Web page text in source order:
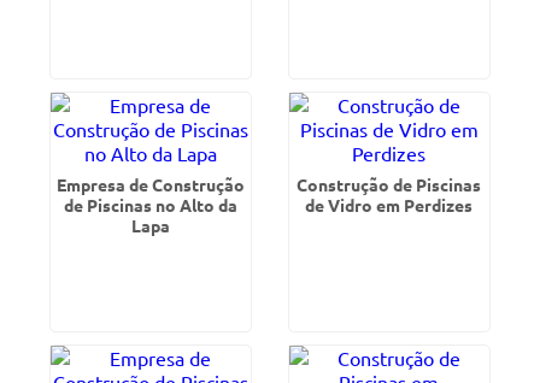
Empresa de Construção
de Piscinas no Alto da
Lapa
Construção de Piscinas
de Vidro em Perdizes